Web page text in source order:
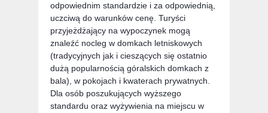
odpowiednim standardzie i za odpowiednią,
uczciwą do warunków cenę. Turyści
przyjeżdżający na wypoczynek mogą
znaleźć nocleg w domkach letniskowych
(tradycyjnych jak i cieszących się ostatnio
dużą popularnością góralskich domkach z
bala), w pokojach i kwaterach prywatnych.
Dla osób poszukujących wyższego
standardu oraz wyżywienia na miejscu w